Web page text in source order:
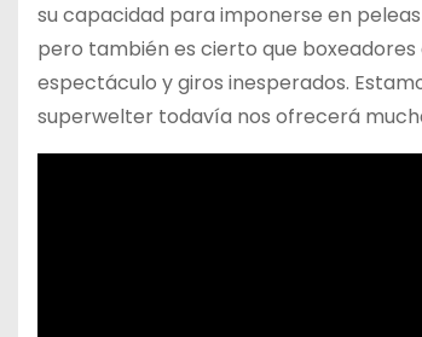
su capacidad para imponerse en
pero también es cierto que
espectáculo y giros inesperados.
superwelter todavía nos ofrecerá